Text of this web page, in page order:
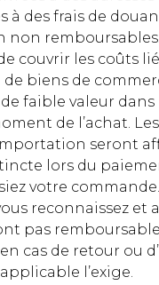
à des frais de
non
couvrir les coûts
de biens de
faible valeur dans
de l’achat.
seront
lors du
votre
reconnaissez et
pas
cas de retour ou
l’exige.